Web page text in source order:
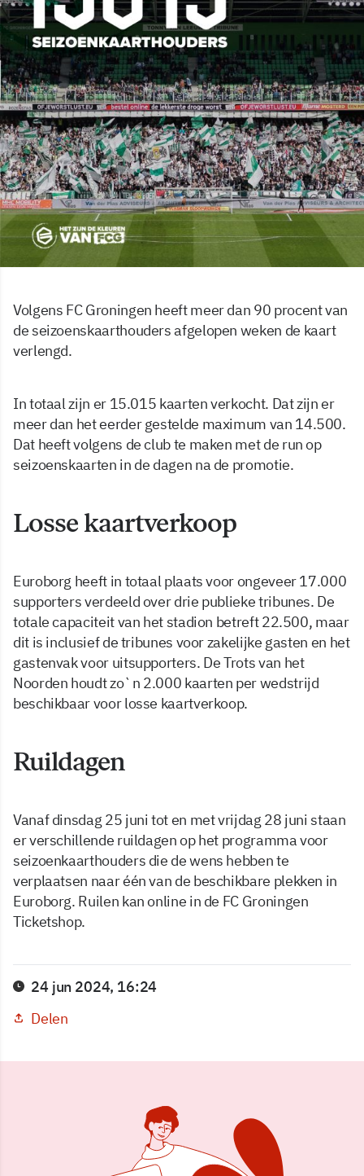
Volgens FC Groningen heeft meer dan 90 procent van
de seizoenskaarthouders afgelopen weken de kaart
verlengd.
In totaal zijn er 15.015 kaarten verkocht. Dat zijn er
meer dan het eerder gestelde maximum van 14.500.
Dat heeft volgens de club te maken met de run op
seizoenskaarten in de dagen na de promotie.
Losse kaartverkoop
Euroborg heeft in totaal plaats voor ongeveer 17.000
supporters verdeeld over drie publieke tribunes. De
totale capaciteit van het stadion betreft 22.500, maar
dit is inclusief de tribunes voor zakelijke gasten en het
gastenvak voor uitsupporters. De Trots van het
Noorden houdt zo`n 2.000 kaarten per wedstrijd
beschikbaar voor losse kaartverkoop.
Ruildagen
Vanaf dinsdag 25 juni tot en met vrijdag 28 juni staan
er verschillende ruildagen op het programma voor
seizoenkaarthouders die de wens hebben te
verplaatsen naar één van de beschikbare plekken in
Euroborg. Ruilen kan online in de FC Groningen
Ticketshop.
24 jun 2024, 16:24
Delen